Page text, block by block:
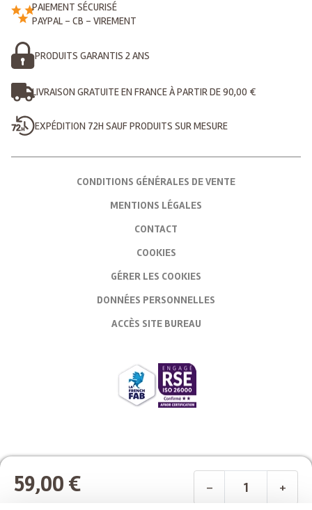
59,00 € - +
PAIEMENT SÉCURISÉ
PAYPAL - CB - VIREMENT
PRODUITS GARANTIS 2 ANS
LIVRAISON GRATUITE EN FRANCE À PARTIR DE 90,00 €
EXPÉDITION 72H SAUF PRODUITS SUR MESURE
CONDITIONS GÉNÉRALES DE VENTE
MENTIONS LÉGALES
CONTACT
COOKIES
GÉRER LES COOKIES
DONNÉES PERSONNELLES
ACCÈS SITE BUREAU